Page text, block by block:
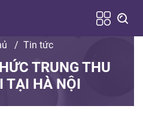
/ Tin tức
TRUNG THU
TẠI HÀ NỘI